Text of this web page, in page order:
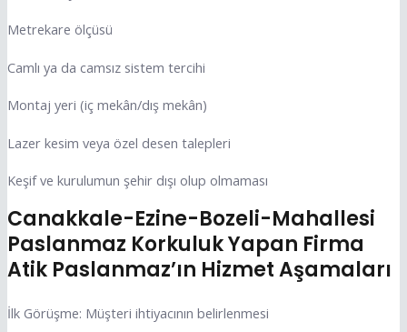
Metrekare ölçüsü
Camlı ya da camsız sistem tercihi
Montaj yeri (iç mekân/dış mekân)
Lazer kesim veya özel desen talepleri
Keşif ve kurulumun şehir dışı olup olmaması
Canakkale-Ezine-Bozeli-Mahallesi
Paslanmaz Korkuluk Yapan Firma
Atik Paslanmaz’ın Hizmet Aşamaları
İlk Görüşme: Müşteri ihtiyacının belirlenmesi